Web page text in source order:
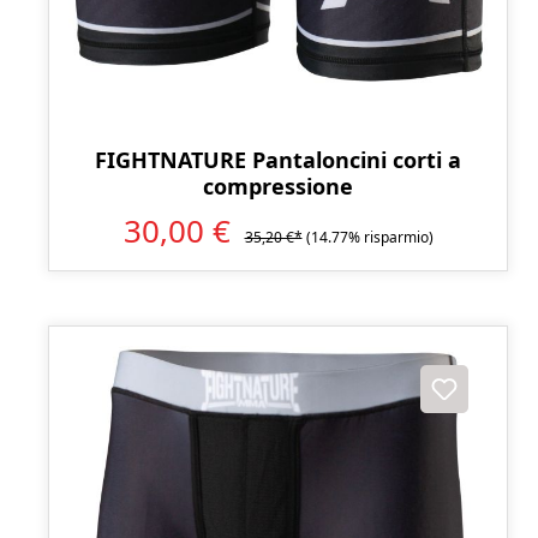
FIGHTNATURE Pantaloncini corti a
compressione
30,00 € 35,20 €* (14.77% risparmio)